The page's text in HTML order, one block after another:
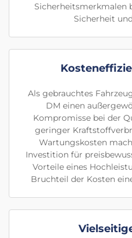
Sicherheitsmerkmalen
Sicherheit
Als gebrauchtes
DM einen
Kompromisse bei der
geringer
Wartungskosten
Investition für
Vorteile eines
Bruchteil der Kosten